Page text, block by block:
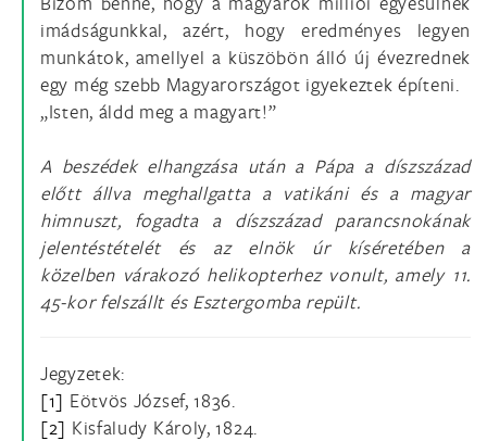
imádságunkkal, azért, hogy eredményes legyen
munkátok, amellyel a küszöbön álló új évezrednek
egy még szebb Magyarországot igyekeztek építeni.
„Isten, áldd meg a magyart!”
A beszédek elhangzása után a Pápa a díszszázad
előtt állva meghallgatta a vatikáni és a magyar
himnuszt, fogadta a díszszázad parancsnokának
jelentéstételét és az elnök úr kíséretében a
közelben várakozó helikopterhez vonult, amely 11.
45-kor felszállt és Esztergomba repült.
Jegyzetek:
[1] Eötvös József, 1836.
[2] Kisfaludy Károly, 1824.